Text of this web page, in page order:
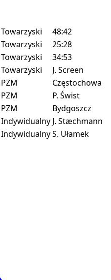
Towarzyski
48:42
Towarzyski
25:28
Towarzyski
34:53
Towarzyski
J. Screen
PZM
Częstochowa
PZM
P. Świst
PZM
Bydgoszcz
Indywidualny J. Stæchmann
IndywidualnyS. Ułamek